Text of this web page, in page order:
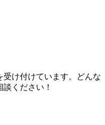
け付けています。どんな
ください！